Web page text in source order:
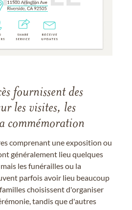
fournissent des
les visites, les
commémoration
comprenant une exposition ou
généralement lieu quelques
les funérailles ou la
parfois avoir lieu beaucoup
choisissent d'organiser
tandis que d'autres